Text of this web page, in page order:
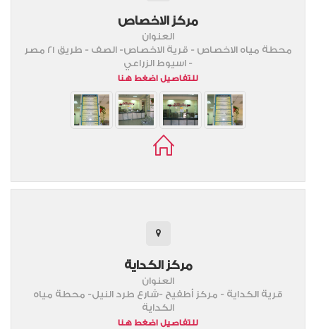
مركز الاخصاص
العنوان
محطة مياه الاخصاص - قرية الاخصاص- الصف - طريق 21 مصر
- اسيوط الزراعي
للتفاصيل اضغط هنا
مركز الكداية
العنوان
قرية الكداية - مركز أطفيح -شارع طرد النيل- محطة مياه
الكداية
للتفاصيل اضغط هنا